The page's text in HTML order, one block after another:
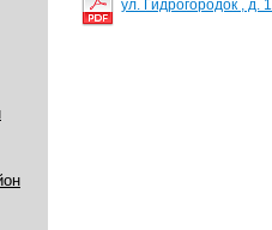
ул. Гидрогородок , д.